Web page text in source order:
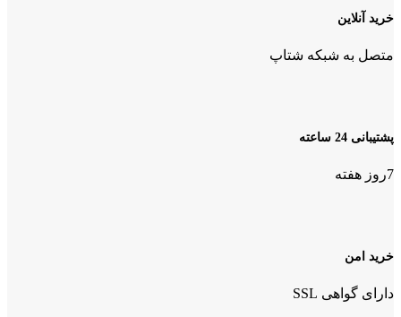
خرید آنلاین
متصل به شبکه شتاپ
پشتیبانی 24 ساعته
7روز هفته
خرید امن
دارای گواهی SSL